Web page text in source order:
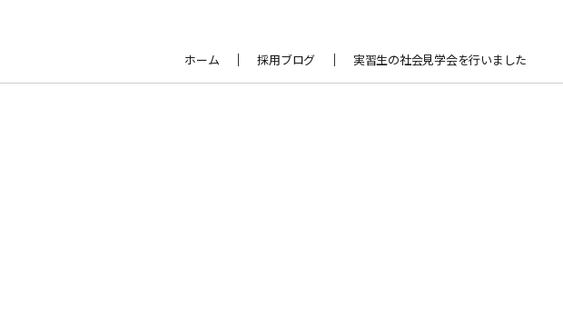
ホーム 採用ブログ 実習生の社会見学会を行いました